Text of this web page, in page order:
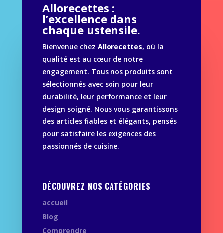
Allorecettes :
l’excellence dans
chaque ustensile.
Bienvenue chez Allorecettes, où la
qualité est au cœur de notre
engagement. Tous nos produits sont
sélectionnés avec soin pour leur
durabilité, leur performance et leur
design soigné. Nous vous garantissons
des articles fiables et élégants, pensés
pour satisfaire les exigences des
passionnés de cuisine.
DÉCOUVREZ NOS CATÉGORIES
accueil
Blog
Comprendre